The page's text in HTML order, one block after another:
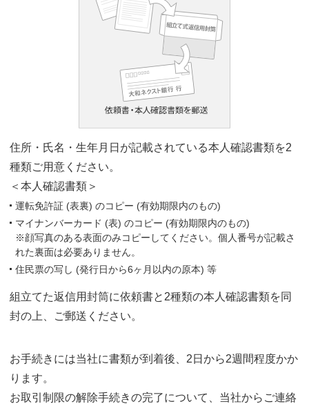
住所・氏名・生年月日が記載されている本人確認書類を2
種類ご用意ください。
＜本人確認書類＞
運転免許証 (表裏) のコピー (有効期限内のもの)
マイナンバーカード (表) のコピー (有効期限内のもの)
※顔写真のある表面のみコピーしてください。個人番号が記載さ
れた裏面は必要ありません。
住民票の写し (発行日から6ヶ月以内の原本) 等
組立てた返信用封筒に依頼書と2種類の本人確認書類を同
封の上、ご郵送ください。
お手続きには当社に書類が到着後、2日から2週間程度かか
ります。
お取引制限の解除手続きの完了について、当社からご連絡